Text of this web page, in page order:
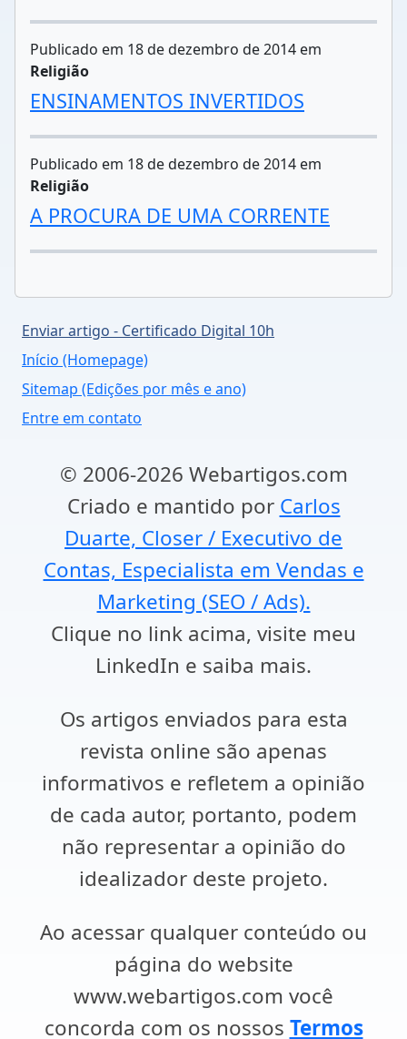
Publicado em 18 de dezembro de 2014 em
Religião
ENSINAMENTOS INVERTIDOS
Publicado em 18 de dezembro de 2014 em
Religião
A PROCURA DE UMA CORRENTE
Enviar artigo - Certificado Digital 10h
Início (Homepage)
Sitemap (Edições por mês e ano)
Entre em contato
© 2006-2026 Webartigos.com
Criado e mantido por Carlos
Duarte, Closer / Executivo de
Contas, Especialista em Vendas e
Marketing (SEO / Ads).
Clique no link acima, visite meu
LinkedIn e saiba mais.
Os artigos enviados para esta
revista online são apenas
informativos e refletem a opinião
de cada autor, portanto, podem
não representar a opinião do
idealizador deste projeto.
Ao acessar qualquer conteúdo ou
página do website
www.webartigos.com você
concorda com os nossos Termos